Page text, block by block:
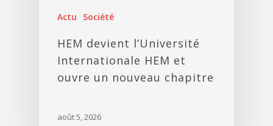
Actu Société
HEM devient l’Université
Internationale HEM et
ouvre un nouveau chapitre
août 5, 2026